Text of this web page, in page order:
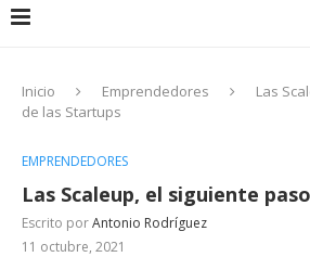
Inicio Emprendedores
Las
de las Startups
EMPRENDEDORES
Las Scaleup, el siguiente
Escrito porAntonio Rodríguez
11 octubre, 2021